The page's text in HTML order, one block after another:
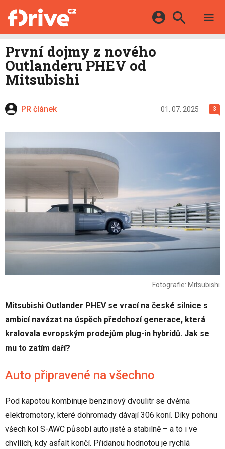
KATALOG
MAPA STANIC
DALŠÍ
HYBRIDY
E-MOTORSPORT
OSTATNÍ
Facebook Google
První dojmy z nového
Outlanderu PHEV od
Mitsubishi
PR článek 01. 07. 2025 3
Fotografie: Mitsubishi
Mitsubishi Outlander PHEV se vrací na české silnice s
ambicí navázat na úspěch předchozí generace, která
kralovala evropským prodejům plug-in hybridů. Jak se
mu to zatím daří?
Auto připravené na všechno
Pod kapotou kombinuje benzinový dvoulitr se dvěma
elektromotory, které dohromady dávají 306 koní. Díky pohonu
všech kol S-AWC působí auto jistě a stabilně – a to i ve
chvílích, kdy asfalt končí. Přidanou hodnotou je rychlá